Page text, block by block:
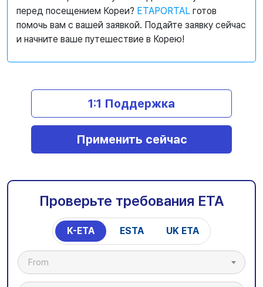
перед посещением Кореи? ETAPORTAL готов
помочь вам с вашей заявкой. Подайте заявку сейчас
и начните ваше путешествие в Корею!
1:1 Поддержка
Применить сейчас
Проверьте требования ETA
K-ETA ESTA UK ETA
From